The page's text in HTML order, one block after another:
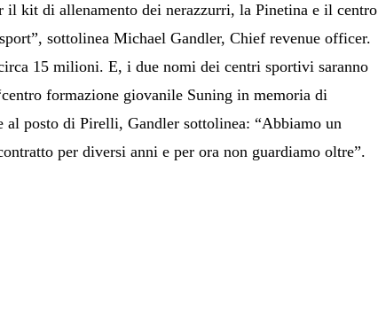
kit di allenamento dei nerazzurri, la Pinetina e il centro
sottolinea Michael Gandler, Chief revenue officer.
15 milioni. E, i due nomi dei centri sportivi saranno
formazione giovanile Suning in memoria di
posto di Pirelli, Gandler sottolinea: “Abbiamo un
per diversi anni e per ora non guardiamo oltre”.